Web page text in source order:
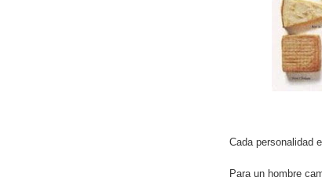
Cada personalidad
Para un hombre